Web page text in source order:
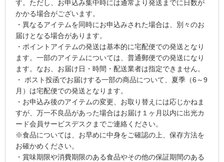
す。ただし、お申込み集中時には通常より発送までに日数が
かかる場合がございます。
・異なるアイテムを同時にお申込みされた場合は、別々のお
届けとなる場合があります。
・ポイントアイテムの発送は基本的に宅配便での発送となり
ます。一部のアイテムについては、普通郵便での発送になり
ます。なお、お届け日・時間・配送業者は指定できません。
・ ポスト投函でお届けする一部の商品について、夏季（6～9
月）は宅配便での発送となります。
・お申込み後のアイテムの変更、お取り替えには応じかねま
すが、万一不良品があった場合はお届け１ヶ月以内に出光カ
ード会員サービスデスクまでご連絡ください。
※食品については、お早めに中身をご確認の上、保存方法を
お確かめください。
・賞味期限や消費期限のある食品やその他の保証期間のある